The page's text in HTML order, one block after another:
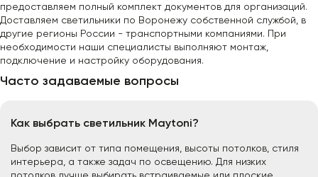
предоставляем полный комплект документов для организаций.
Доставляем светильники по Воронежу собственной службой, в
другие регионы России - транспортными компаниями. При
необходимости наши специалисты выполняют монтаж,
подключение и настройку оборудования.
Часто задаваемые вопросы
Как выбрать светильник Maytoni?
Выбор зависит от типа помещения, высоты потолков, стиля
интерьера, а также задач по освещению. Для низких